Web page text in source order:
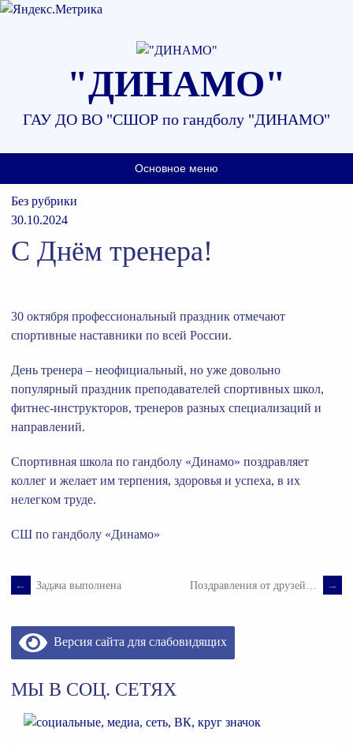
"ДИНАМО"
ГАУ ДО ВО "СШОР по гандболу "ДИНАМО"
Основное меню
Без рубрики
30.10.2024
С Днём тренера!
30 октября профессиональный праздник отмечают
спортивные наставники по всей России.
День тренера – неофициальный, но уже довольно
популярный праздник преподавателей спортивных школ,
фитнес-инструкторов, тренеров разных специализаций и
направлений.
Спортивная школа по гандболу «Динамо» поздравляет
коллег и желает им терпения, здоровья и успеха, в их
нелегком труде.
СШ по гандболу «Динамо»
Навигация
по
записям
← Задача выполнена Поздравления от друзей… →
Версия сайта для слабовидящих
МЫ В СОЦ. СЕТЯХ